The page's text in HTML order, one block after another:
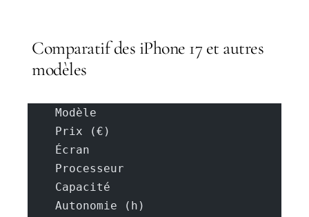
Comparatif des iPhone 17 et autres
modèles
    Modèle
    Prix (€)
    Écran
    Processeur
    Capacité
    Autonomie (h)